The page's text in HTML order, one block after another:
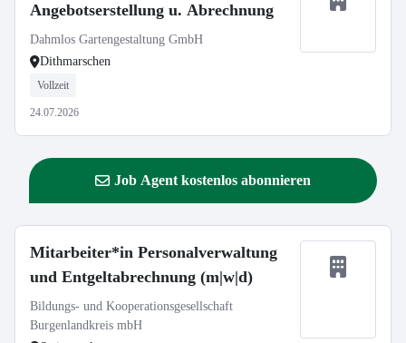
Angebotserstellung u. Abrechnung
Dahmlos Gartengestaltung GmbH
Dithmarschen
Vollzeit
24.07.2026
Job Agent kostenlos abonnieren
Mitarbeiter*in Personalverwaltung
und Entgeltabrechnung (m|w|d)
Bildungs- und Kooperationsgesellschaft
Burgenlandkreis mbH